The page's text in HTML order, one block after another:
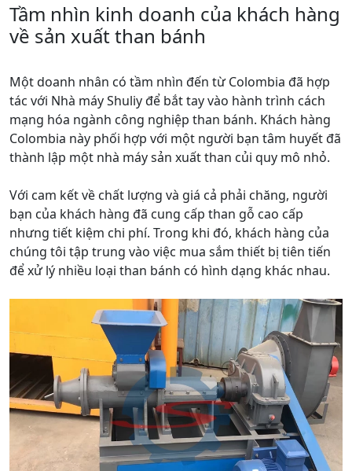
Tầm nhìn kinh doanh của khách hàng
về sản xuất than bánh
Một doanh nhân có tầm nhìn đến từ Colombia đã hợp
tác với Nhà máy Shuliy để bắt tay vào hành trình cách
mạng hóa ngành công nghiệp than bánh. Khách hàng
Colombia này phối hợp với một người bạn tâm huyết đã
thành lập một nhà máy sản xuất than củi quy mô nhỏ.
Với cam kết về chất lượng và giá cả phải chăng, người
bạn của khách hàng đã cung cấp than gỗ cao cấp
nhưng tiết kiệm chi phí. Trong khi đó, khách hàng của
chúng tôi tập trung vào việc mua sắm thiết bị tiên tiến
để xử lý nhiều loại than bánh có hình dạng khác nhau.